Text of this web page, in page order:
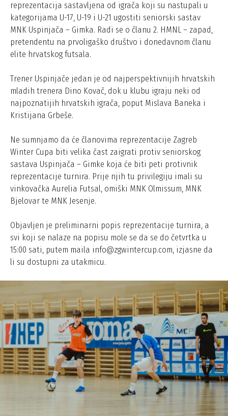
reprezentacija sastavljena od igrača koji su nastupali u
kategorijama U-17, U-19 i U-21 ugostiti seniorski sastav
MNK Uspinjača – Gimka. Radi se o članu 2. HMNL – zapad,
pretendentu na prvoligaško društvo i donedavnom članu
elite hrvatskog futsala.
Trener Uspinjače jedan je od najperspektivnijih hrvatskih
mladih trenera Dino Kovač, dok u klubu igraju neki od
najpoznatijih hrvatskih igrača, poput Mislava Baneka i
Kristijana Grbeše.
Ne sumnjamo da će članovima reprezentacije Zagreb
Winter Cupa biti velika čast zaigrati protiv seniorskog
sastava Uspinjača – Gimke koja će biti peti protivnik
reprezentacije turnira. Prije njih tu privilegiju imali su
vinkovačka Aurelia Futsal, omiški MNK Olmissum, MNK
Bjelovar te MNK Jesenje.
Objavljen je preliminarni popis reprezentacije turnira, a
svi koji se nalaze na popisu mole se da se do četvrtka u
15:00 sati, putem maila info@zgwintercup.com, izjasne da
li su dostupni za utakmicu.